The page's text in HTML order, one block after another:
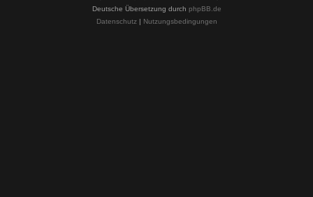
Deutsche Übersetzung durch phpBB.de
Datenschutz| Nutzungsbedingungen